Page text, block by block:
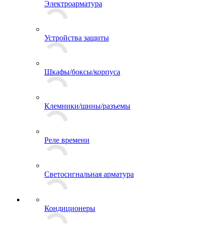
Электроарматура
Устройства защиты
Шкафы/боксы/корпуса
Клемники/шины/разъемы
Реле времени
Светосигнальная арматура
Кондиционеры